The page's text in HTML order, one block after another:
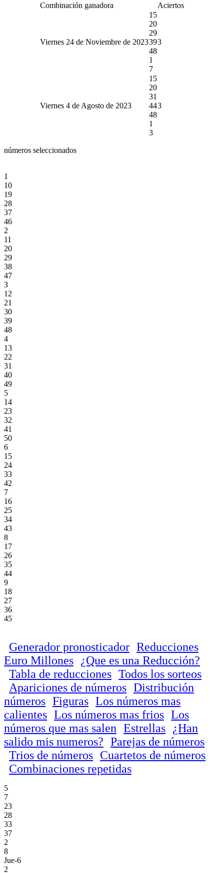
Combinación ganadora Aciertos
Viernes 24 de Noviembre de 2023
15
20
29
39
48
1
7
3
Viernes 4 de Agosto de 2023
15
20
31
44
48
1
3
3
números seleccionados
1
10
19
28
37
46
2
11
20
29
38
47
3
12
21
30
39
48
4
13
22
31
40
49
5
14
23
32
41
50
6
15
24
33
42
7
16
25
34
43
8
17
26
35
44
9
18
27
36
45
Generador pronosticador Reducciones
Euro Millones
¿Que es una Reducción?
Tabla de reducciones Todos los sorteos
Apariciones de números Distribución
números Figuras Los números mas
calientes Los números mas frios Los
números que mas salen Estrellas
¿Han
salido mis numeros? Parejas de números
Trios de números Cuartetos de números
Combinaciones repetidas
5
7
23
28
33
37
2
8
Jue-6
2